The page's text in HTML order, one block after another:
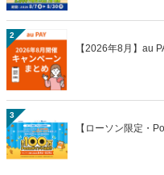
2
【2026年8月】au
3
【ローソン限定・